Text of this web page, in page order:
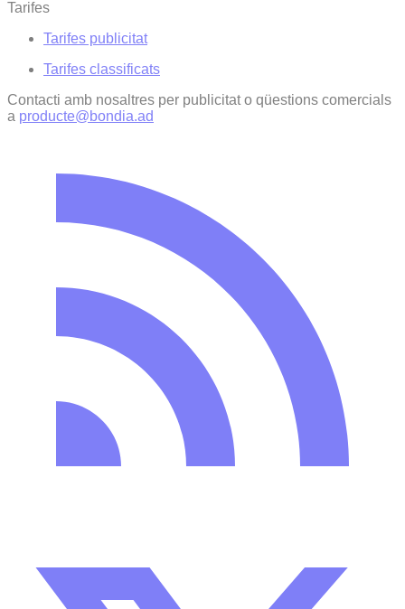
Tarifes
Tarifes publicitat
Tarifes classificats
Contacti amb nosaltres per publicitat o qüestions comercials
a producte@bondia.ad